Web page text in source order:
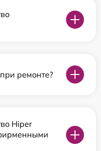
ремонте?
Hiper